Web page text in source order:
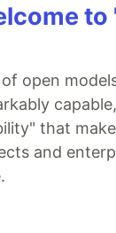
open
that
and